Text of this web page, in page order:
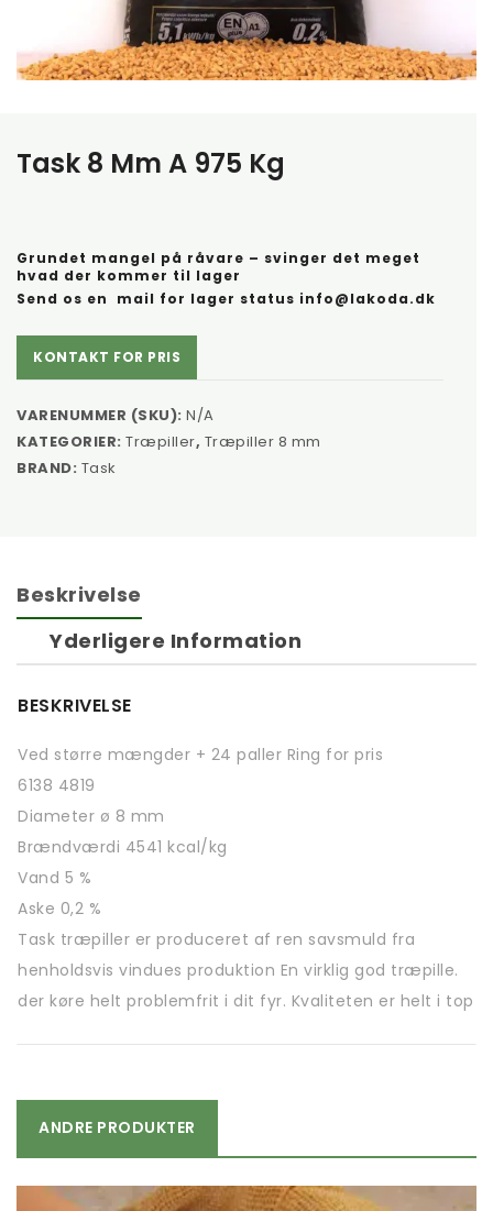
Træpiller pris
Task 8 Mm A 975 Kg
Grundet mangel på råvare – svinger det meget
hvad der kommer til lager
Send os en mail for lager status info@lakoda.dk
KONTAKT FOR PRIS
VARENUMMER (SKU): N/A
KATEGORIER: Træpiller, Træpiller 8 mm
BRAND: Task
Beskrivelse
Yderligere Information
BESKRIVELSE
Ved større mængder + 24 paller Ring for pris
6138 4819
Diameter ø 8 mm
Brændværdi 4541 kcal/kg
Vand 5 %
Aske 0,2 %
Task træpiller er produceret af ren savsmuld fra
henholdsvis vindues produktion En virklig god træpille.
der køre helt problemfrit i dit fyr. Kvaliteten er helt i top
ANDRE PRODUKTER